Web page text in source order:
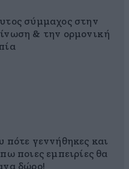
σύμμαχος στην
& την ορμονική
πότε γεννήθηκες και
ποιες εμπειρίες θα